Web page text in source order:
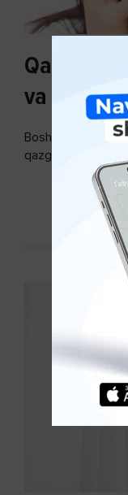
Qazg'oq
va uni
Bosh terisidagi
qazg’oq deyiladi.
kechakka tushib,